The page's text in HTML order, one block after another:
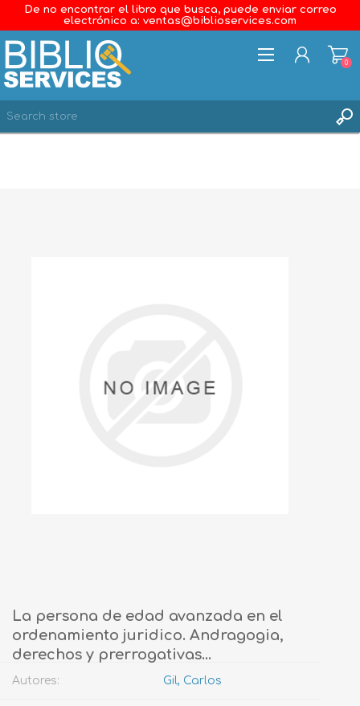
De no encontrar el libro que busca, puede enviar correo
electrónico a: ventas@biblioservices.com
0
La persona de edad avanzada en el
ordenamiento juridico. Andragogia,
derechos y prerrogativas...
Autores: Gil, Carlos